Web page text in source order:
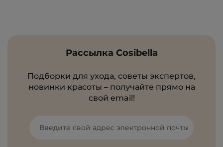
Рассылка Cosibella
Подборки для ухода, советы экспертов,
новинки красоты – получайте прямо на
свой email!
Введите свой адрес электронной почты